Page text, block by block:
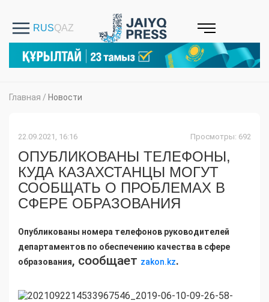
Главная / Новости
22.09.2021, 16:16 Просмотры: 692
ОПУБЛИКОВАНЫ ТЕЛЕФОНЫ,
КУДА КАЗАХСТАНЦЫ МОГУТ
СООБЩАТЬ О ПРОБЛЕМАХ В
СФЕРЕ ОБРАЗОВАНИЯ
Опубликованы номера телефонов руководителей
департаментов по обеспечению качества в сфере
образования, сообщает zakon.kz.